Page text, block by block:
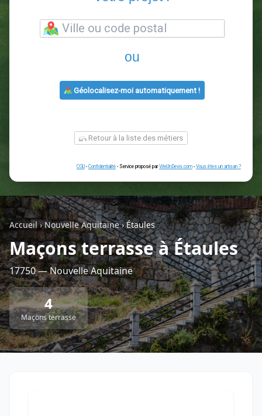
votre projet :
ou
Géolocalisez-moi automatiquement !
Retour à la liste des métiers
CGU-Confidentialité - Service proposé parViteUnDevis.com-Vous
Accueil›Nouvelle Aquitaine›Étaules
Maçons terrasse à Étaules
17750 — Nouvelle Aquitaine
4
Maçons terrasse